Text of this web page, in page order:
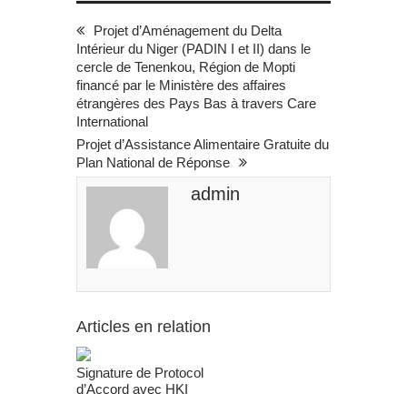
Projet d’Aménagement du Delta
Intérieur du Niger (PADIN I et II) dans le
cercle de Tenenkou, Région de Mopti
financé par le Ministère des affaires
étrangères des Pays Bas à travers Care
International
Projet d’Assistance Alimentaire Gratuite du
Plan National de Réponse
admin
Articles en relation
Signature de Protocol
d’Accord avec HKI